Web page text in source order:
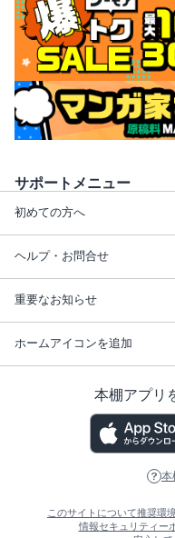
サポートメニュー
初めての方へ
ヘルプ・お問合せ
重要なお知らせ
ホームアイコンを追加
本棚アプリ
本
このサイトについて推奨環
情報セキュリティー